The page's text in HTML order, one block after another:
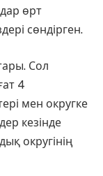
өрт
сөндірген.
Сол
4
мен округке
кезінде
округінің